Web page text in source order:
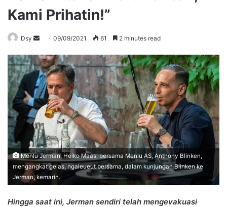
Kami Prihatin!”
Dsy
Send
email
09/09/2021 61 2 minutes read
Menlu Jerman, Heiko Maas, bersama Menlu AS, Anthony Blinken,
mengangkat gelas, ngaleueut bersama, dalam kunjungan Blinken ke
Jerman, kemarin.
Hingga saat ini, Jerman sendiri telah mengevakuasi